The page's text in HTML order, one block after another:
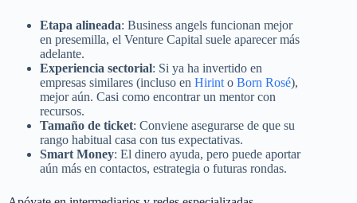
Etapa alineada: Business angels funcionan mejor
en presemilla, el Venture Capital suele aparecer más
adelante.
Experiencia sectorial: Si ya ha invertido en
empresas similares (incluso en Hirint o Born Rosé),
mejor aún. Casi como encontrar un mentor con
recursos.
Tamaño de ticket: Conviene asegurarse de que su
rango habitual casa con tus expectativas.
Smart Money: El dinero ayuda, pero puede aportar
aún más en contactos, estrategia o futuras rondas.